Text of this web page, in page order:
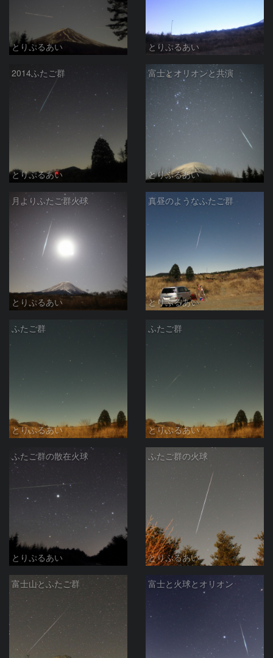
とりぷるあい とりぷるあい
2014ふたご群
とりぷるあい
富士とオリオンと共演
とりぷるあい
月よりふたご群火球
とりぷるあい
真昼のようなふたご群
とりぷるあい
ふたご群
とりぷるあい
ふたご群
とりぷるあい
ふたご群の散在火球
とりぷるあい
ふたご群の火球
とりぷるあい
富士山とふたご群 富士と火球とオリオン